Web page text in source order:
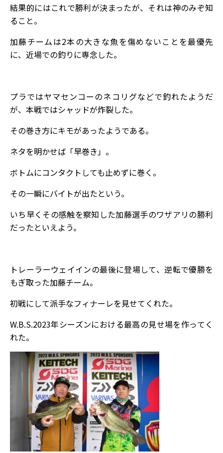
結果的にはこれで勝利が決まったが、それは神のみぞ知
ること。
加藤チームは2本の大きな魚を傷めないことを最優先
に、近場での釣りに専念した。
プラではヤマセンコーのネコリグなどで釣れたようだ
が、本戦ではシャッドが炸裂した。
その巻き方にキモがあったようである。
ネタを明かせば「早巻き」。
ボトムにコンタクトしても止めずに巻く。
その一瞬にバイトが出たという。
いち早くその感触を察知した加藤選手のワザアリの勝利
だったといえよう。
トレーラーウェイインの最後に登場して、逆転で優勝を
もぎ取った加藤チーム。
初戦にして派手なフィナーレを見せてくれた。
W.B.S.2023年シーズンにおける最高の見せ場を作ってく
れた。